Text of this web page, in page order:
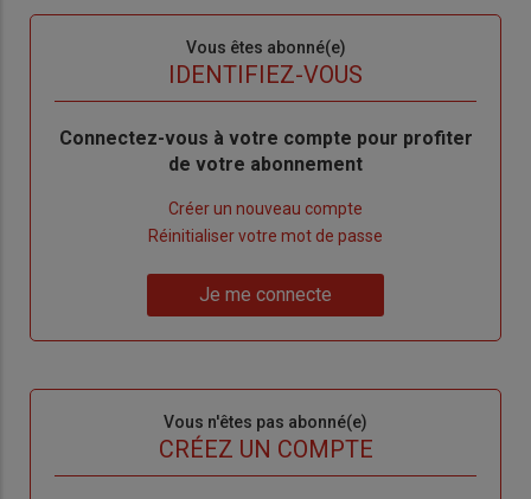
Vous êtes abonné(e)
IDENTIFIEZ-VOUS
Body
Connectez-vous à votre compte pour profiter
de votre abonnement
Créer un nouveau compte
de
Réinitialiser votre mot de passe
me
Je me connecte
Vous n'êtes pas abonné(e)
CRÉEZ UN COMPTE